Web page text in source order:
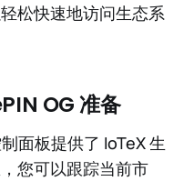
松快速地访问生态系
OG 准备
面板提供了 IoTeX 生
您可以跟踪当前市